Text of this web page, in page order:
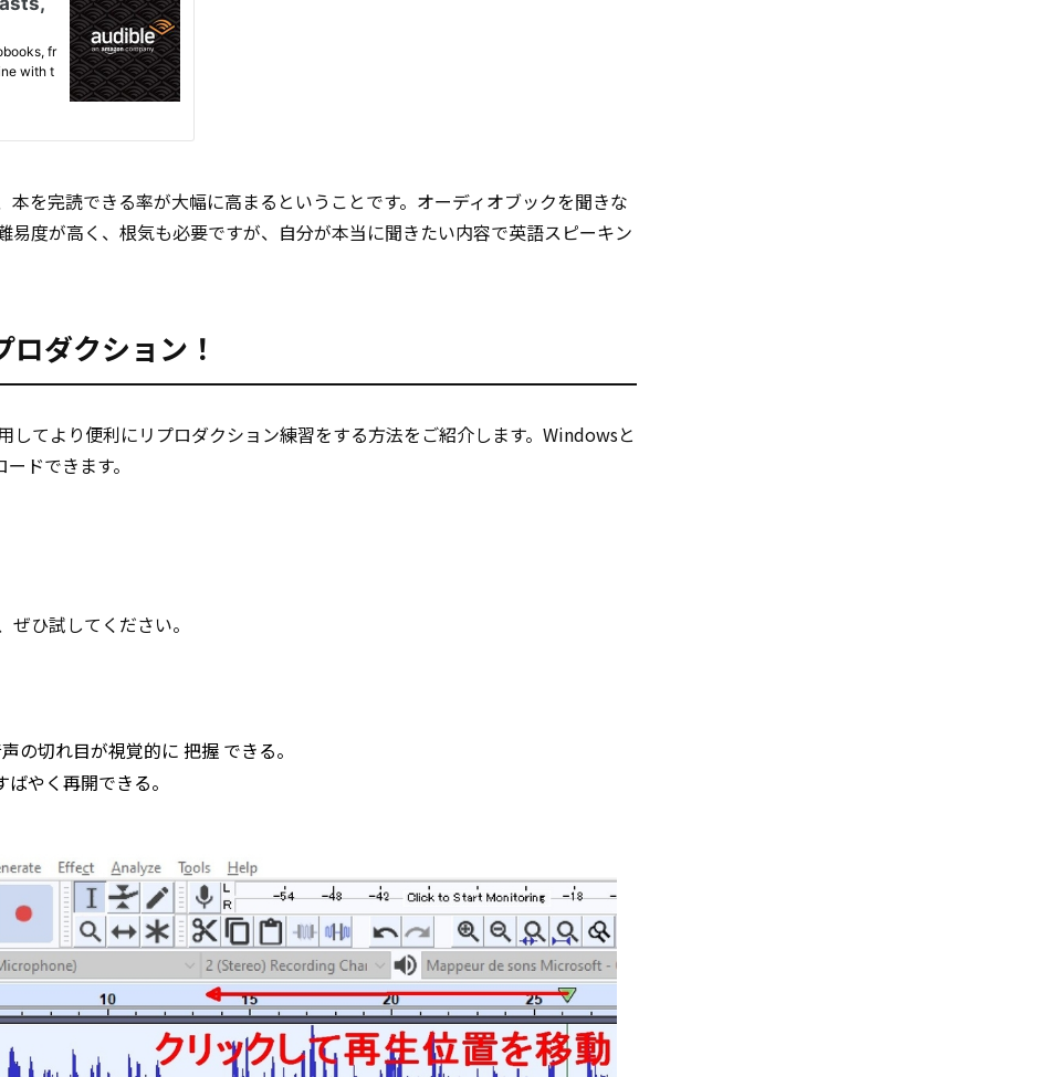
本を完読できる率が大幅に高まるということです。オーディオブックを聞きな
度が高く、根気も必要ですが、自分が本当に聞きたい内容で英語スピーキン
ダクション！
てより便利にリプロダクション練習をする方法をご紹介します。Windowsと
ドできます。
ひ試してください。
の切れ目が視覚的に 把握 できる。
やく再開できる。